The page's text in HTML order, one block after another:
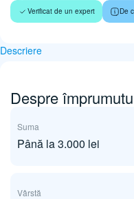
Verificat de un expert De
Descriere
Despre
Suma
Până la 3.000 lei
Vârstă